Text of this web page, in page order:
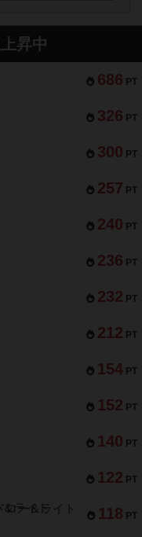
昇中
686 PT
326 PT
300 PT
257 PT
240 PT
236 PT
232 PT
212 PT
154 PT
152 PT
140 PT
122 PT
118 PT
ー＆ライト